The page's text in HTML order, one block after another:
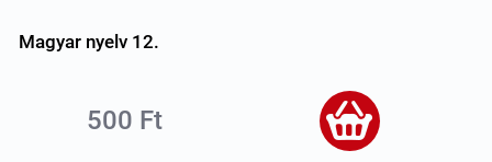
Magyar nyelv 12.
500 Ft